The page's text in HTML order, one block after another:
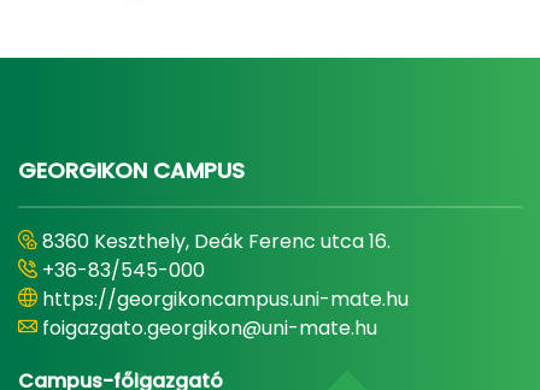
GEORGIKON CAMPUS
8360 Keszthely, Deák Ferenc utca 16.
+36-83/545-000
https://georgikoncampus.uni-mate.hu
foigazgato.georgikon@uni-mate.hu
Campus-főigazgató